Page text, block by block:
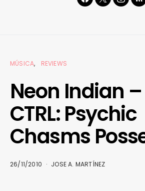
MÚSICA REVIEWS
Neon Indian
CTRL: Psychic
Chasms
26/11/2010 JOSE A. MARTÍNEZ